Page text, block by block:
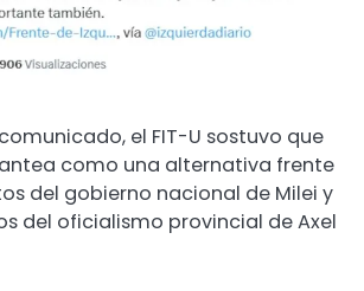
el FIT-U sostuvo que
como una alternativa frente
del gobierno nacional de Milei y
del oficialismo provincial de Axel